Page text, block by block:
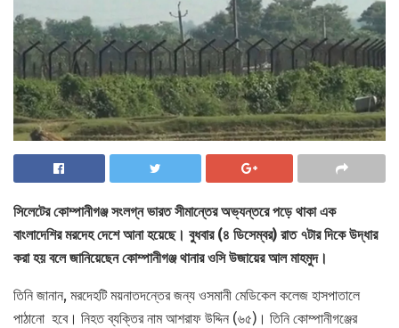
সিলেটের কোম্পানীগঞ্জ সংলগ্ন ভারত সীমান্তের অভ্যন্তরে পড়ে থাকা এক
বাংলাদেশির মরদেহ দেশে আনা হয়েছে। বুধবার (৪ ডিসেম্বর) রাত ৭টার দিকে উদ্ধার
করা হয় বলে জানিয়েছেন কোম্পানীগঞ্জ থানার ওসি উজায়ের আল মাহমুদ।
তিনি জানান, মরদেহটি ময়নাতদন্তের জন্য ওসমানী মেডিকেল কলেজ হাসপাতালে
পাঠানো হবে। নিহত ব্যক্তির নাম আশরাফ উদ্দিন (৬৫)। তিনি কোম্পানীগঞ্জের